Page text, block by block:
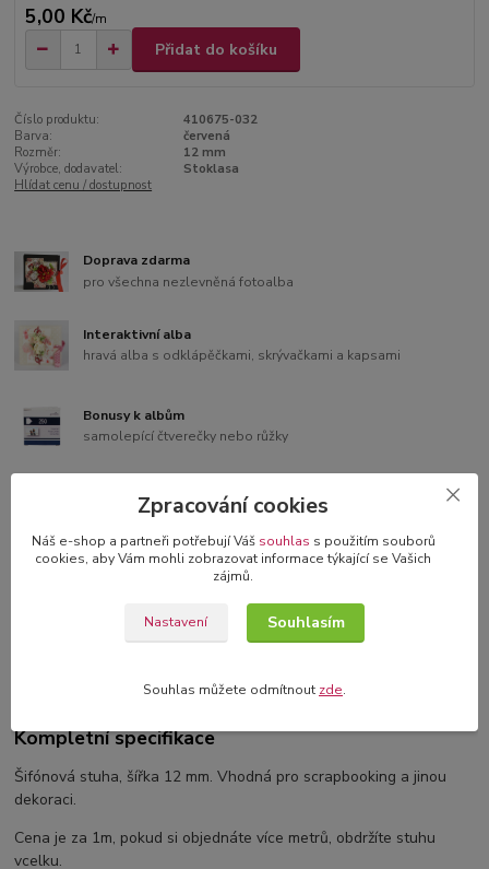
5,00 Kč/m
Přidat do košíku
Číslo produktu:
410675-032
Barva:
červená
Rozměr:
12 mm
Výrobce, dodavatel:
Stoklasa
Hlídat cenu / dostupnost
Doprava zdarma
pro všechna nezlevněná fotoalba
Interaktivní alba
hravá alba s odklápěčkami, skrývačkami a kapsami
Bonusy k albům
samolepící čtverečky nebo růžky
3D blahopřání v dárkové krabičce
originální blahopřání s 3D dekorací
Kompletní specifikace
Kompletní specifikace
Šifónová stuha, šířka 12 mm. Vhodná pro scrapbooking a jinou
dekoraci.
Cena je za 1m, pokud si objednáte více metrů, obdržíte stuhu
vcelku.
Zpracování cookies
Náš e-shop a partneři potřebují Váš souhlas s použitím souborů
cookies, aby Vám mohli zobrazovat informace týkající se Vašich
zájmů.
Nastavení Souhlasím
Souhlas můžete odmítnout zde.